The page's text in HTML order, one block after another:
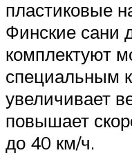
пластиковые
Финские сани
комплектуют
специальным
увеличивает
повышает
до 40 км/ч.